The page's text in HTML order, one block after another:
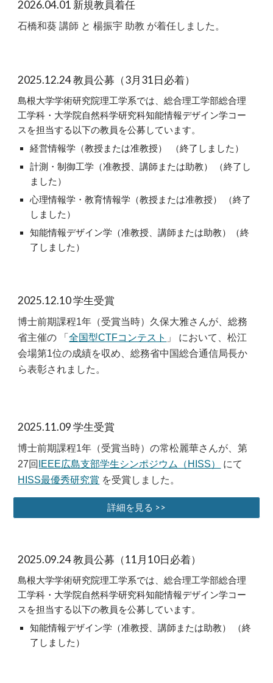
2026.04.01 新規教員着任
石橋和葵 講師 と 楊振宇 助教 が着任しました。
2025.12.24教員公募（3月31日必着）
島根大学学術研究院理工学系では、総合理工学部総合理
工学科・大学院自然科学研究科知能情報デザイン学コー
スを担当する以下の教員を公募しています。
経営情報学（教授または准教授）
（終了しました）
計測・制御工学（准教授、講師または助教） （終了し
ました）
心理情報学・教育情報学（教授または准教授） （終了
しました）
知能情報デザイン学（准教授、講師または助教）
（終
了しました）
2025.12.10学生受賞
博士前期課程1年（受賞当時）久保大雅さんが、総務
省主催の 「全国型CTFコンテスト 」 において、松江
会場第1位の成績を収め、総務省中国総合通信局長か
ら表彰されました。
2025.11.09 学生受賞
博士前期課程1年 （受賞当時）の常松麗華さんが、第
27回 IEEE広島支部学生シンポジウム（HISS）
にて
HISS最優秀研究賞 を受賞しました。
詳細を見る >>
2025.09.24 教員公募（11月10日必着）
島根大学学術研究院理工学系では、総合理工学部総合理
工学科・大学院自然科学研究科知能情報デザイン学コー
スを担当する以下の教員を公募しています。
知能情報デザイン学（准教授、講師または助教）
（終
了しました）